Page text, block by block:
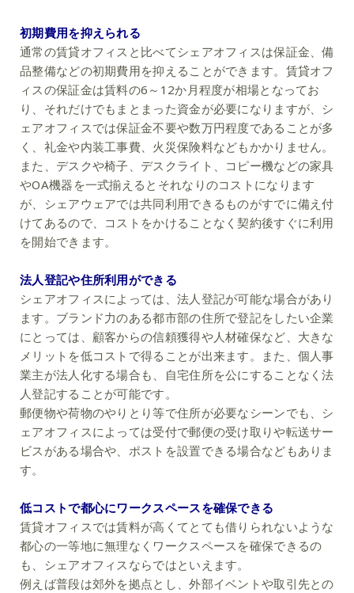
初期費用を抑えられる
通常の賃貸オフィスと比べてシェアオフィスは保証金、備
品整備などの初期費用を抑えることができます。賃貸オフ
ィスの保証金は賃料の6～12か月程度が相場となってお
り、それだけでもまとまった資金が必要になりますが、シ
ェアオフィスでは保証金不要や数万円程度であることが多
く、礼金や内装工事費、火災保険料などもかかりません。
また、デスクや椅子、デスクライト、コピー機などの家具
やOA機器を一式揃えるとそれなりのコストになります
が、シェアウェアでは共同利用できるものがすでに備え付
けてあるので、コストをかけることなく契約後すぐに利用
を開始できます。
法人登記や住所利用ができる
シェアオフィスによっては、法人登記が可能な場合があり
ます。ブランド力のある都市部の住所で登記をしたい企業
にとっては、顧客からの信頼獲得や人材確保など、大きな
メリットを低コストで得ることが出来ます。また、個人事
業主が法人化する場合も、自宅住所を公にすることなく法
人登記することが可能です。
郵便物や荷物のやりとり等で住所が必要なシーンでも、シ
ェアオフィスによっては受付で郵便の受け取りや転送サー
ビスがある場合や、ポストを設置できる場合などもありま
す。
低コストで都心にワークスペースを確保できる
賃貸オフィスでは賃料が高くてとても借りられないような
都心の一等地に無理なくワークスペースを確保できるの
も、シェアオフィスならではといえます。
例えば普段は郊外を拠点とし、外部イベントや取引先との